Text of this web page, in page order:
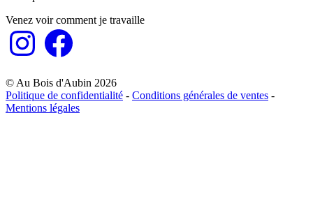
Venez voir comment je travaille
InstagramFacebook
© Au Bois d'Aubin 2026
Politique de confidentialité - Conditions générales de ventes -
Mentions légales